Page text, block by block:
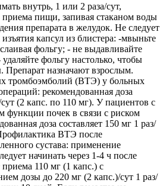
внутрь, 1 или 2 раза/сут,
пищи, запивая стаканом воды
препарата в желудок. Не следует
капсул из блистера: -мвыньте
фольгу; - не выдавливайте
фольгу настолько, чтобы
Препарат назначают взрослым.
тромбоэмболий (ВТЭ) у больных
рекомендованная доза
сут (2 капс. по 110 мг). У пациентов с
почек в связи с риском
доза составляет 150 мг 1 раз/
ВТЭ после
сустава: применение
начинать через 1-4 ч после
110 мг (1 капс.) с
дозы до 220 мг (2 капс.)/сут 1 раз/